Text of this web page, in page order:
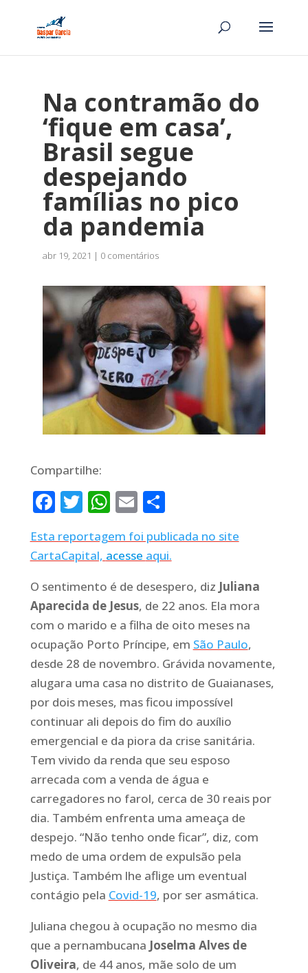
Na contramão do
‘fique em casa’,
Brasil segue
despejando
famílias no pico
da pandemia
abr 19, 2021 | 0 comentários
Compartilhe:
Facebook
Twitter
WhatsApp
EmailShare
Esta reportagem foi publicada no site
CartaCapital, acesse aqui.
O sentimento é de desespero, diz Juliana
Aparecida de Jesus, de 22 anos. Ela mora
com o marido e a filha de oito meses na
ocupação Porto Príncipe, em São Paulo,
desde 28 de novembro. Grávida novamente,
alugara uma casa no distrito de Guaianases,
por dois meses, mas ficou impossível
continuar ali depois do fim do auxílio
emergencial e da piora da crise sanitária.
Tem vivido da renda que seu esposo
arrecada com a venda de água e
carregadores no farol, cerca de 30 reais por
dia. Também enfrenta uma ameaça de
despejo. “Não tenho onde ficar”, diz, com
medo de uma ordem de expulsão pela
Justiça. Também lhe aflige um eventual
contágio pela Covid-19, por ser asmática.
Juliana chegou à ocupação no mesmo dia
que a pernambucana Joselma Alves de
Oliveira, de 44 anos, mãe solo de um